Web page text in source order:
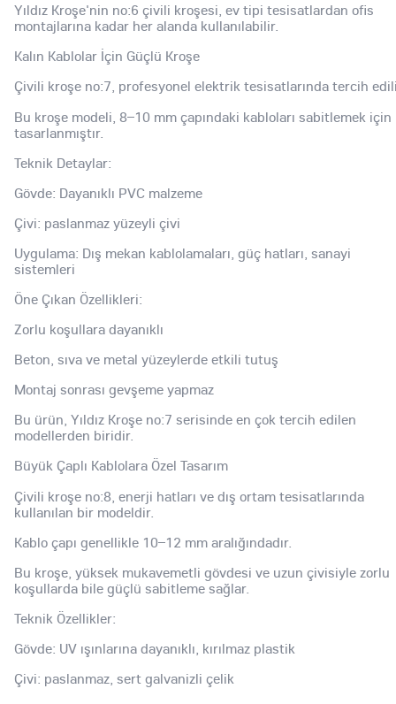
Yıldız Kroşe'nin no:6 çivili kroşesi, ev tipi tesisatlardan ofis
montajlarına kadar her alanda kullanılabilir.
Kalın Kablolar İçin Güçlü Kroşe
Çivili kroşe no:7, profesyonel elektrik tesisatlarında tercih
Bu kroşe modeli, 8–10 mm çapındaki kabloları sabitlemek için
tasarlanmıştır.
Teknik Detaylar:
Gövde: Dayanıklı PVC malzeme
Çivi: paslanmaz yüzeyli çivi
Uygulama: Dış mekan kablolamaları, güç hatları, sanayi
sistemleri
Öne Çıkan Özellikleri:
Zorlu koşullara dayanıklı
Beton, sıva ve metal yüzeylerde etkili tutuş
Montaj sonrası gevşeme yapmaz
Bu ürün, Yıldız Kroşe no:7 serisinde en çok tercih edilen
modellerden biridir.
Büyük Çaplı Kablolara Özel Tasarım
Çivili kroşe no:8, enerji hatları ve dış ortam tesisatlarında
kullanılan bir modeldir.
Kablo çapı genellikle 10–12 mm aralığındadır.
Bu kroşe, yüksek mukavemetli gövdesi ve uzun çivisiyle zorlu
koşullarda bile güçlü sabitleme sağlar.
Teknik Özellikler:
Gövde: UV ışınlarına dayanıklı, kırılmaz plastik
Çivi: paslanmaz, sert galvanizli çelik